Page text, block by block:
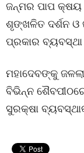
ଜନ୍ମର ପାପ କ୍ଷୟ
ଶୃଙ୍ଖଳିତ ଦର୍ଶନ ଓ
ପ୍ରକାର ବ୍ୟବସ୍ଥା
ମହାଦେବଙ୍କୁ
ବିଭିନ୍ନ
ସୁରକ୍ଷା